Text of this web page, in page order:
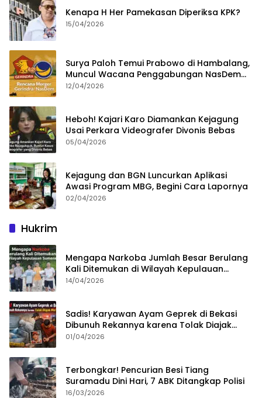
Kenapa H Her Pamekasan Diperiksa KPK?
15/04/2026
Surya Paloh Temui Prabowo di Hambalang,
Muncul Wacana Penggabungan NasDem
dan Gerindra
12/04/2026
Heboh! Kajari Karo Diamankan Kejagung
Usai Perkara Videografer Divonis Bebas
05/04/2026
Kejagung dan BGN Luncurkan Aplikasi
Awasi Program MBG, Begini Cara Lapornya
02/04/2026
Hukrim
Mengapa Narkoba Jumlah Besar Berulang
Kali Ditemukan di Wilayah Kepulauan
Sumenep?
14/04/2026
Sadis! Karyawan Ayam Geprek di Bekasi
Dibunuh Rekannya karena Tolak Diajak
Merampok Majikan
01/04/2026
Terbongkar! Pencurian Besi Tiang
Suramadu Dini Hari, 7 ABK Ditangkap Polisi
16/03/2026